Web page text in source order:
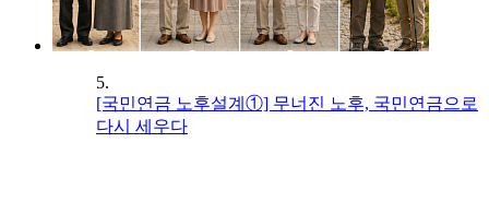
5.
[국민연금 노후설계①] 무너진 노후, 국민연금으로
다시 세우다